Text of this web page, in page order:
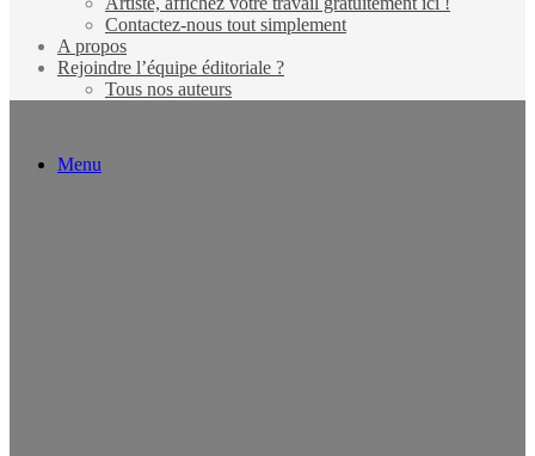
Contactez-nous tout simplement
A propos
Rejoindre l’équipe éditoriale ?
Tous nos auteurs
Menu